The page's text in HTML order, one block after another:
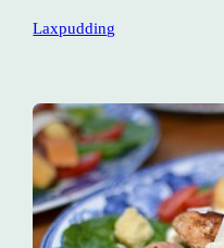
Laxpudding